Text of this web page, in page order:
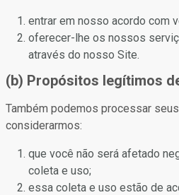
entrar em nosso acordo com
oferecer-lhe os nossos
através do nosso Site.
(b) Propósitos legítimos
Também podemos processar
considerarmos:
que você não será afetado
coleta e uso;
essa coleta e uso estão de